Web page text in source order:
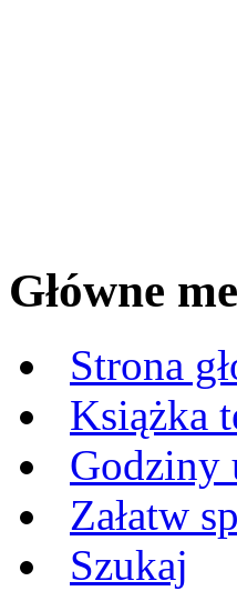
Główne
Strona
Książka
Godziny
Załatw
Szukaj